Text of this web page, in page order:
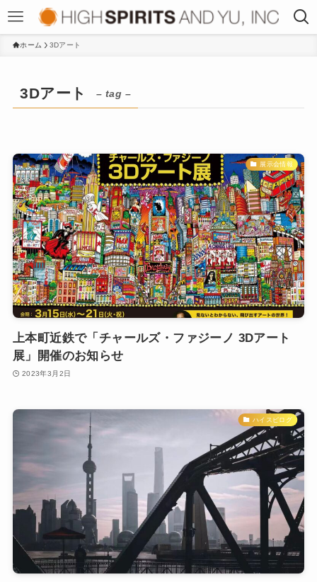
ホーム 3Dアート
3Dアート – tag –
展示会情報
上本町近鉄で「チャールズ・ファジーノ 3Dアート
展」開催のお知らせ
2023年3月2日
ハイスピログ